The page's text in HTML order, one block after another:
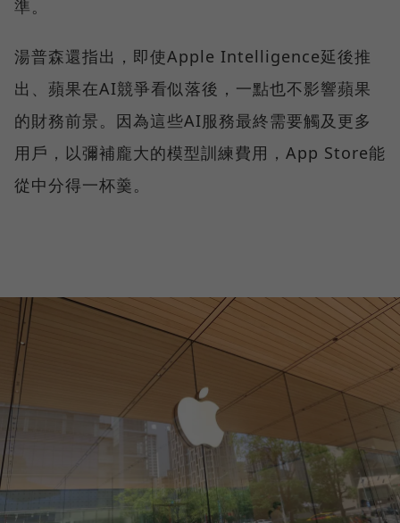
準。
湯普森還指出，即使Apple Intelligence延後推
出、蘋果在AI競爭看似落後，一點也不影響蘋果
的財務前景。因為這些AI服務最終需要觸及更多
用戶，以彌補龐大的模型訓練費用，App Store能
從中分得一杯羹。